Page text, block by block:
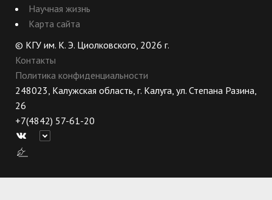
Научная жизнь
Карта сайта
© КГУ им. К. Э. Циолковского, 2026 г.
Контакты
Политика конфиденциальности
248023, Калужская область, г. Калуга, ул. Степана Разина,
26
+7(4842) 57-61-20